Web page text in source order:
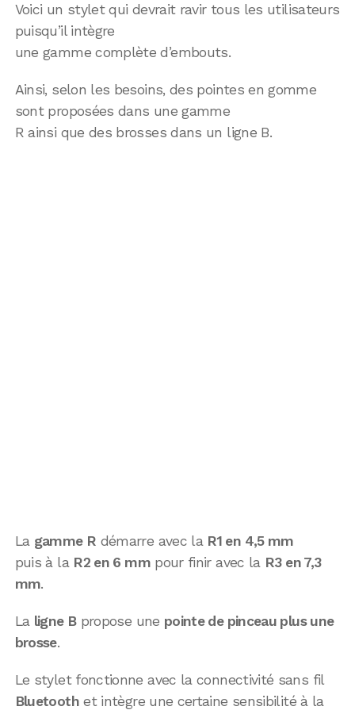
Voici un stylet qui devrait ravir tous les utilisateurs
puisqu’il intègre
une gamme complète d’embouts.
Ainsi, selon les besoins, des pointes en gomme
sont proposées dans une gamme
R ainsi que des brosses dans un ligne B.
La gamme R démarre avec la R1 en 4,5 mm
puis à la R2 en 6 mmpour finir avec la R3 en 7,3
mm.
La ligne Bpropose une pointe de pinceau plus une
brosse.
Le stylet fonctionne avec la connectivité sans fil
Bluetoothet intègre une certaine sensibilité à la